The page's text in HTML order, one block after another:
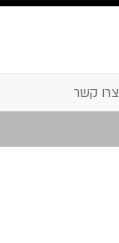
צרו קשר